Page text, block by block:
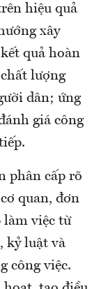
hiệu quả
xây
quả hoàn
lượng
dân; ứng
giá công
phân cấp rõ
quan, đơn
làm việc từ
kỷ luật và
công việc.